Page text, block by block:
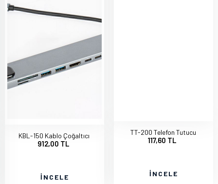
KBL-150 Kablo Çoğaltıcı
912,00 TL
İNCELE
TT-200 Telefon Tutucu
117,60 TL
İNCELE